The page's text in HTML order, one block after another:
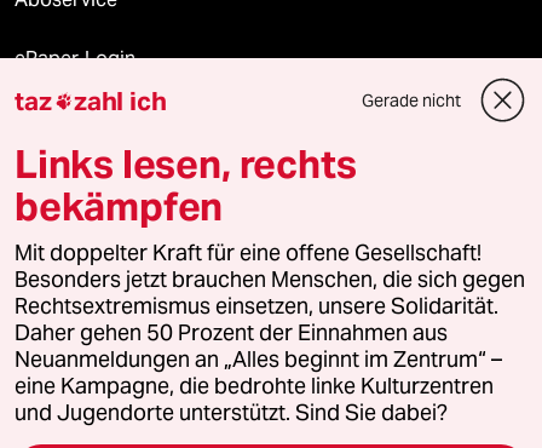
ePaper Login
Downloads für Abonnierende
© 2026 taz Verlags und Vertriebs GmbH
Alle Rechte vorbehalten. Bei rechtlichen Fragen oder für Genehmigungen
wenden Sie sich bitte an lizenzen@taz.de
Feedback Redaktionsstatut Kommune-Richtlinien
Leitlinie Informant Datenschutz Impressum AGB
taz zahl ich Gerade nicht
Links lesen, rechts
bekämpfen
Mit doppelter Kraft für eine offene Gesellschaft!
Besonders jetzt brauchen Menschen, die sich gegen
Rechtsextremismus einsetzen, unsere Solidarität.
Daher gehen 50 Prozent der Einnahmen aus
Neuanmeldungen an „Alles beginnt im Zentrum“ –
eine Kampagne, die bedrohte linke Kulturzentren
und Jugendorte unterstützt. Sind Sie dabei?